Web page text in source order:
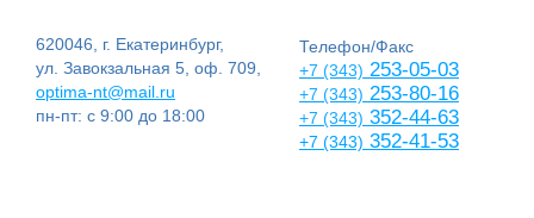
620046, г. Екатеринбург,
ул. Завокзальная 5, оф. 709,
optima-nt@mail.ru
пн-пт: с 9:00 до 18:00
Телефон/Факс
+7 (343) 253-05-03
+7 (343) 253-80-16
+7 (343) 352-44-63
+7 (343) 352-41-53